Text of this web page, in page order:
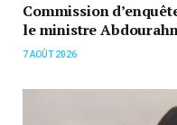
Commission
le ministre
7 AOÛT 2026